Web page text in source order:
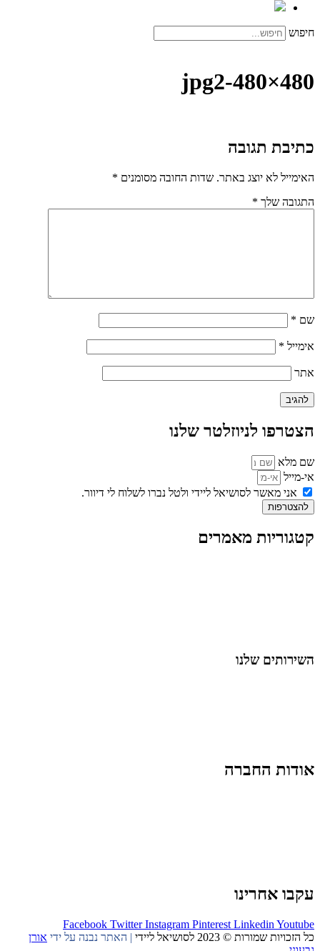
חיפוש
jpg2-480×480
כתיבת תגובה
האימייל לא יוצג באתר. שדות החובה מסומנים *
התגובה שלך *
שם *
אימייל *
אתר
הצטרפו לניוזלטר שלנו
שם מלא
אי-מייל
אני מאשר לסושיאל ליידי ולטל נברו לשלוח לי דיוור.
להצטרפות
קטגוריות מאמרים
השירותים שלנו
אודות החברה
עקבו אחרינו
Facebook Twitter Instagram Pinterest Linkedin Youtube
כל הזכויות שמורות © 2023 לסושיאל ליידי
| האתר נבנה על ידי אורן